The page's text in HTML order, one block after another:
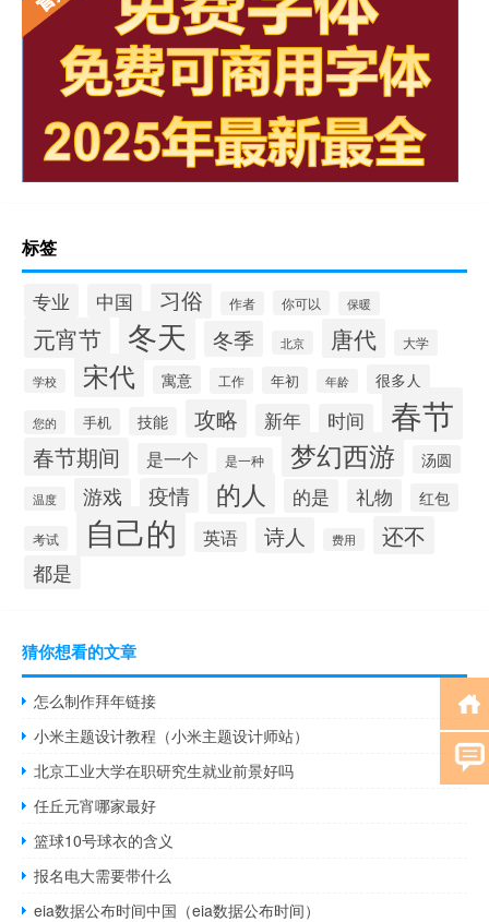
标签
专业 中国 习俗 作者 你可以 保暖
元宵节 冬天 冬季 北京 唐代 大学
学校 宋代 寓意 工作 年初 年龄 很多人
您的 手机 技能 攻略 新年 时间 春节
春节期间 是一个 是一种 梦幻西游 汤圆
温度 游戏 疫情 的人 的是 礼物 红包
考试 自己的 英语 诗人 费用 还不
都是
猜你想看的文章
怎么制作拜年链接
小米主题设计教程（小米主题设计师站）
北京工业大学在职研究生就业前景好吗
任丘元宵哪家最好
篮球10号球衣的含义
报名电大需要带什么
eia数据公布时间中国（eia数据公布时间）